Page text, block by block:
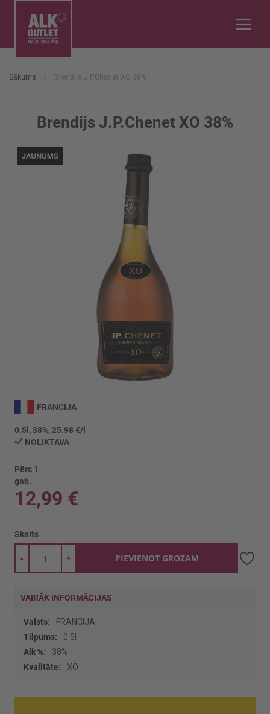
Sākums Brendijs J.P.Chenet XO 38%
Brendijs J.P.Chenet XO 38%
uz
galerijas
sākumu
FRANCIJA
0.5l, 38%, 25.98 €/l
NOLIKTAVĀ
Pērc 1
gab.
12,99 €
Skaits
+
- PIEVIENOT GROZAM
VAIRĀK INFORMĀCIJAS
Vairāk
informācijas
FRANCIJA
0.5l
38%
XO